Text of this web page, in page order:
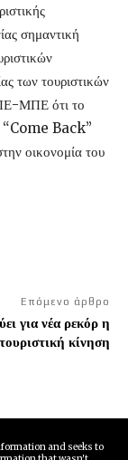
σημαντική
των τουριστικών
ΜΠΕ ότι το
“Come Back”
οικονομία του
Επόμενο άρθρο
για νέα ρεκόρ η
κίνηση
and seeks to